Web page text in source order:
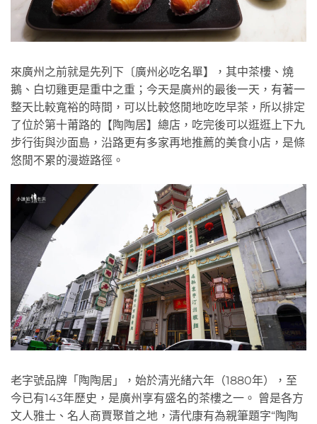
來廣州之前就是先列下〔廣州必吃名單】，其中茶樓、燒
鵝、白切雞更是重中之重；今天是廣州的最後一天，有著一
整天比較寬裕的時間，可以比較悠閒地吃吃早茶，所以排定
了位於第十莆路的【陶陶居】總店，吃完後可以逛逛上下九
步行街與沙面島，沿路更有多家再地推薦的美食小店，是條
悠閒不累的漫遊路徑。
老字號品牌「陶陶居」，始於清光緒六年（1880年），至
今已有143年歷史，是廣州享有盛名的茶樓之一。 曾是各方
文人雅士、名人商賈聚首之地，清代康有為親筆題字“陶陶